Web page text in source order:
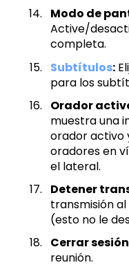
Modo de
Active/
completa.
Subtítulos:
para los
Orador
muestra una
orador activo
oradores en
el lateral.
Detener
transmisión
(esto no le
Cerrar
reunión.